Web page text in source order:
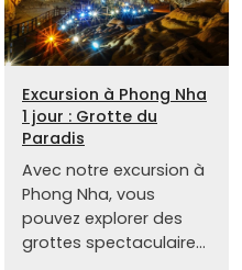
Excursion à Phong Nha
1 jour : Grotte du
Paradis
Avec notre excursion à
Phong Nha, vous
pouvez explorer des
grottes spectaculaire...